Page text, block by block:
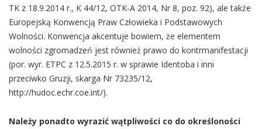
TK z 18.9.2014 r., K 44/12, OTK-A 2014, Nr 8, poz. 92), ale także
Europejską Konwencją Praw Człowieka i Podstawowych
Wolności. Konwencja akcentuje bowiem, że elementem
wolności zgromadzeń jest również prawo do kontrmanifestacji
(por. wyr. ETPC z 12.5.2015 r. w sprawie Identoba i inni
przeciwko Gruzji, skarga Nr 73235/12,
http://hudoc.echr.coe.int/).
Należy ponadto wyrazić wątpliwości co do określoności